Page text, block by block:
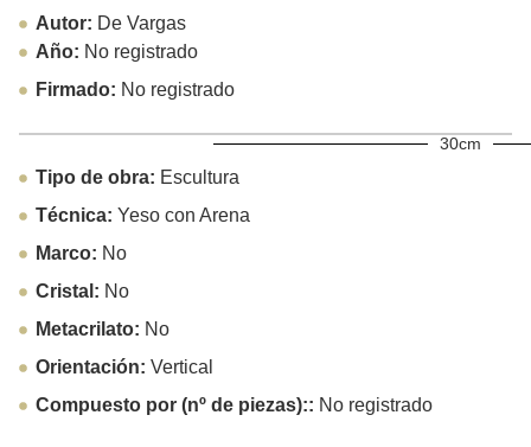
30cm
Autor: De Vargas
Año: No registrado
Firmado: No registrado
Tipo de obra: Escultura
Técnica: Yeso con Arena
Marco: No
Cristal: No
Metacrilato: No
Orientación: Vertical
Compuesto por (nº de piezas):: No registrado